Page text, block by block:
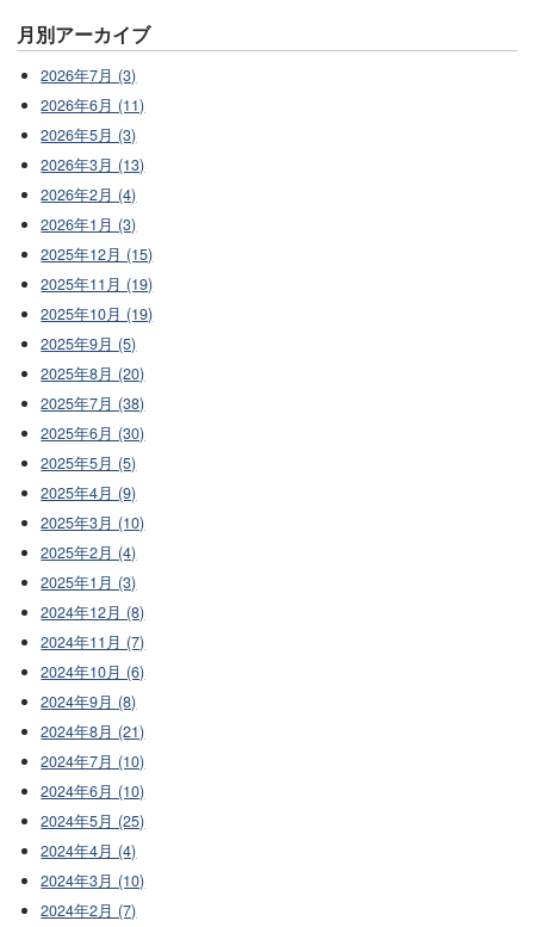
月別アーカイブ
2026年7月 (3)
2026年6月 (11)
2026年5月 (3)
2026年3月 (13)
2026年2月 (4)
2026年1月 (3)
2025年12月 (15)
2025年11月 (19)
2025年10月 (19)
2025年9月 (5)
2025年8月 (20)
2025年7月 (38)
2025年6月 (30)
2025年5月 (5)
2025年4月 (9)
2025年3月 (10)
2025年2月 (4)
2025年1月 (3)
2024年12月 (8)
2024年11月 (7)
2024年10月 (6)
2024年9月 (8)
2024年8月 (21)
2024年7月 (10)
2024年6月 (10)
2024年5月 (25)
2024年4月 (4)
2024年3月 (10)
2024年2月 (7)